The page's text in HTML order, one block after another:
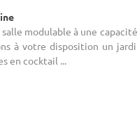
modulable à une
à votre disposition un
en cocktail ...